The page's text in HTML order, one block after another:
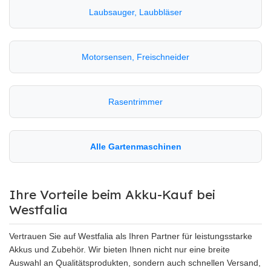
Laubsauger, Laubbläser
Motorsensen, Freischneider
Rasentrimmer
Alle Gartenmaschinen
Ihre Vorteile beim Akku-Kauf bei
Westfalia
Vertrauen Sie auf Westfalia als Ihren Partner für leistungsstarke
Akkus und Zubehör. Wir bieten Ihnen nicht nur eine breite
Auswahl an Qualitätsprodukten, sondern auch schnellen Versand,